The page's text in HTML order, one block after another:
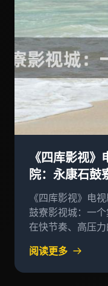
《四库影视
院：永康石鼓
文化的体验空
《四库影视》电
鼓寮影视城：一
在快节奏、高压
阅读更多